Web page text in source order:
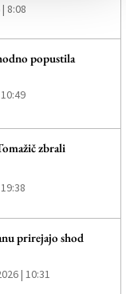
8:08
popustila
zbrali
prirejajo shod
| 10:31